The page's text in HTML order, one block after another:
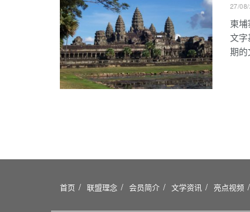
27/08/
柬
文字
期的
首页 联盟理念 会员简介 文学资讯 亮点视频